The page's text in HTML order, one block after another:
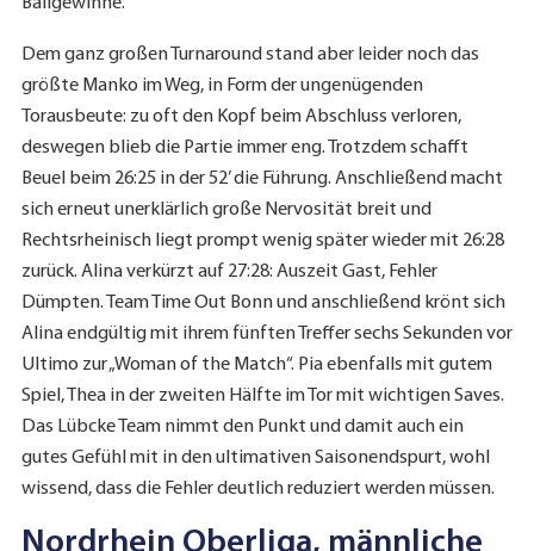
Ballgewinne.
Dem ganz großen Turnaround stand aber leider noch das
größte Manko im Weg, in Form der ungenügenden
Torausbeute: zu oft den Kopf beim Abschluss verloren,
deswegen blieb die Partie immer eng. Trotzdem schafft
Beuel beim 26:25 in der 52’ die Führung. Anschließend macht
sich erneut unerklärlich große Nervosität breit und
Rechtsrheinisch liegt prompt wenig später wieder mit 26:28
zurück. Alina verkürzt auf 27:28: Auszeit Gast, Fehler
Dümpten. Team Time Out Bonn und anschließend krönt sich
Alina endgültig mit ihrem fünften Treffer sechs Sekunden vor
Ultimo zur „Woman of the Match“. Pia ebenfalls mit gutem
Spiel, Thea in der zweiten Hälfte im Tor mit wichtigen Saves.
Das Lübcke Team nimmt den Punkt und damit auch ein
gutes Gefühl mit in den ultimativen Saisonendspurt, wohl
wissend, dass die Fehler deutlich reduziert werden müssen.
Nordrhein Oberliga, männliche